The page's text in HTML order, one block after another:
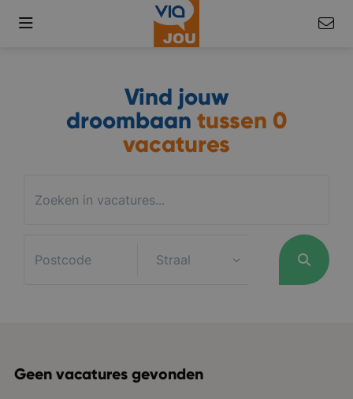
Vind jouw
droombaan tussen 0
vacatures
Geen vacatures gevonden